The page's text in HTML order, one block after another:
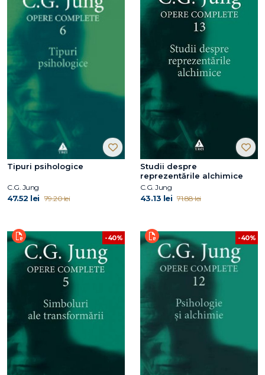
Tipuri psihologice
C.G. Jung
47.52 lei 79.20 lei
Studii despre
reprezentările alchimice
C.G. Jung
43.13 lei 71.88 lei
-40% -40%